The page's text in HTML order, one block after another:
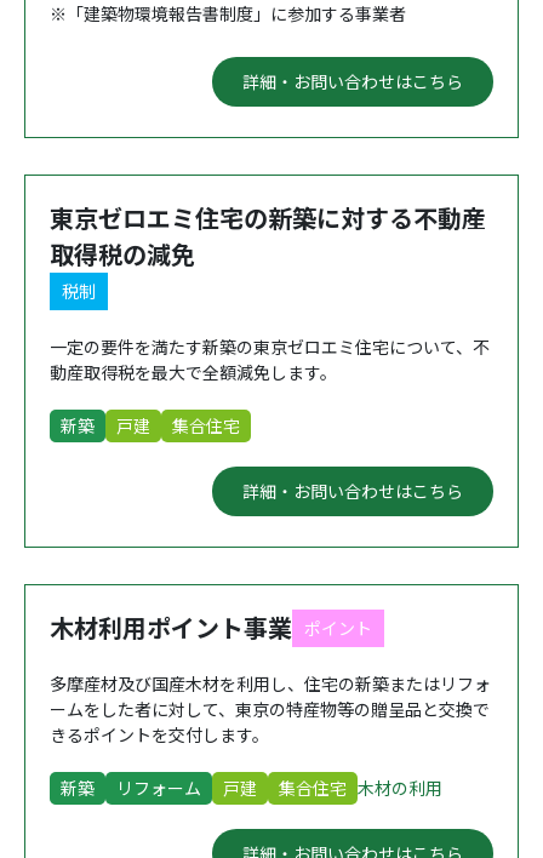
※「建築物環境報告書制度」に参加する事業者
詳細・お問い合わせはこちら
東京ゼロエミ住宅の新築に対する不動産
取得税の減免
税制
一定の要件を満たす新築の東京ゼロエミ住宅について、不
動産取得税を最大で全額減免します。
新築 戸建 集合住宅
詳細・お問い合わせはこちら
木材利用ポイント事業 ポイント
多摩産材及び国産木材を利用し、住宅の新築またはリフォ
ームをした者に対して、東京の特産物等の贈呈品と交換で
きるポイントを交付します。
新築 リフォーム 戸建 集合住宅 木材の利用
詳細・お問い合わせはこちら